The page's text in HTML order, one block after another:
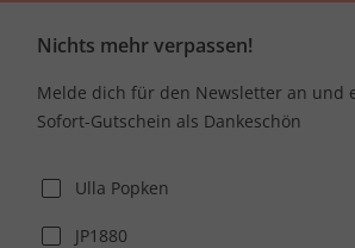
Nichts mehr verpassen!
Melde dich für den Newsletter an und
Sofort-Gutschein als Dankeschön
Ulla Popken
JP1880